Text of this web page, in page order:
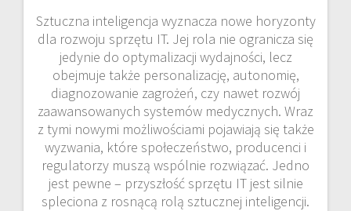
Sztuczna inteligencja wyznacza nowe horyzonty
dla rozwoju sprzętu IT. Jej rola nie ogranicza się
jedynie do optymalizacji wydajności, lecz
obejmuje także personalizację, autonomię,
diagnozowanie zagrożeń, czy nawet rozwój
zaawansowanych systemów medycznych. Wraz
z tymi nowymi możliwościami pojawiają się także
wyzwania, które społeczeństwo, producenci i
regulatorzy muszą wspólnie rozwiązać. Jedno
jest pewne – przyszłość sprzętu IT jest silnie
spleciona z rosnącą rolą sztucznej inteligencji.